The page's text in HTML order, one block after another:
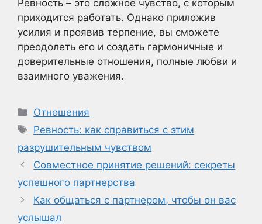
Ревность – это сложное чувство, с которым
приходится работать. Однако приложив
усилия и проявив терпение, вы сможете
преодолеть его и создать гармоничные и
доверительные отношения, полные любви и
взаимного уважения.
Рубрики
Отношения
Метки
Ревность: как справиться с этим
разрушительным чувством
Совместное принятие решений: секреты
успешного партнерства
Как общаться с партнером, чтобы он вас
услышал